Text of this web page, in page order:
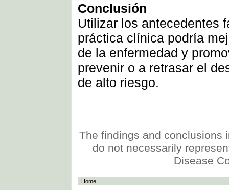
Conclusión
Utilizar los antecedentes
práctica clínica podría
de la enfermedad y
prevenir o a retrasar el
de alto riesgo.
The findings and conclusions
do not necessarily
Disease
Home